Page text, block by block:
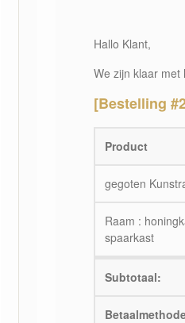
Hallo Klant,
We zijn klaar met
[Bestelling
Product
gegoten
Raam :
spaarkast
Subtotaal: